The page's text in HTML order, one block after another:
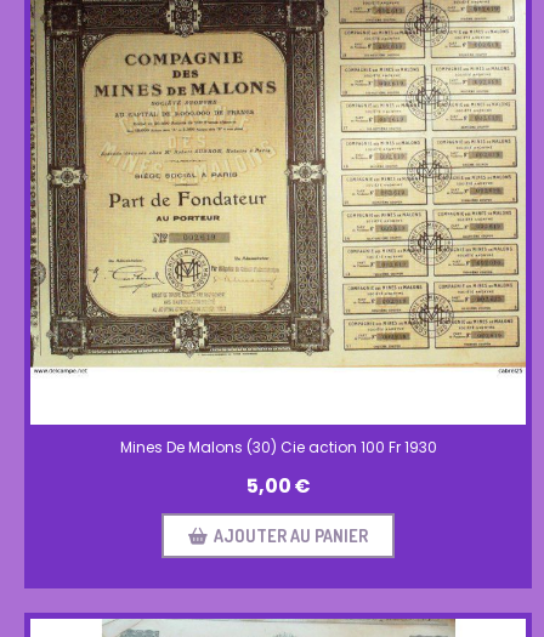
Mines De Malons (30) Cie action 100 Fr 1930
5,00€
AJOUTER AU PANIER